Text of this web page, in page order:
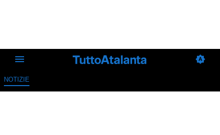
NOTIZIE